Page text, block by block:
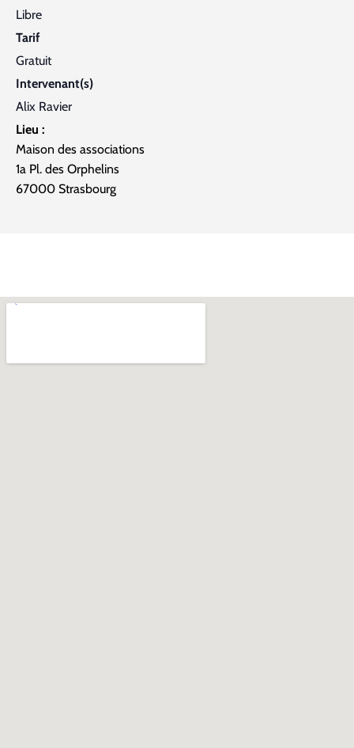
Libre
Tarif
Gratuit
Intervenant(s)
Alix Ravier
Lieu :
Maison des associations
1a Pl. des Orphelins
67000 Strasbourg